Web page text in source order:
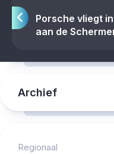
Porsche vliegt
aan de
Archief
Regionaal